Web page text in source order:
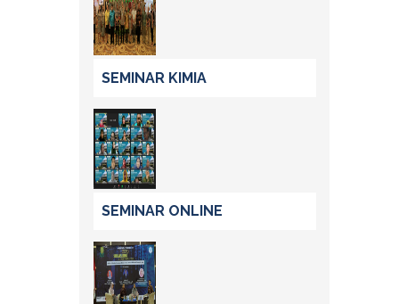
SEMINAR KIMIA
SEMINAR ONLINE